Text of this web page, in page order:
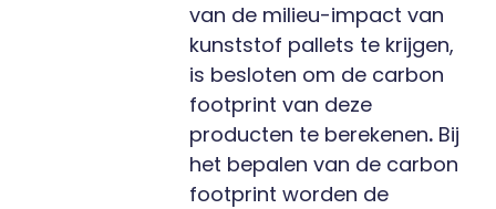
van de milieu-impact van
kunststof pallets te krijgen,
is besloten om de carbon
footprint van deze
producten te berekenen.Bij
het bepalen van de carbon
footprint worden de